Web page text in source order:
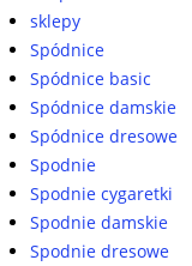
sklepy
Spódnice
Spódnice basic
Spódnice damskie
Spódnice dresowe
Spodnie
Spodnie cygaretki
Spodnie damskie
Spodnie dresowe